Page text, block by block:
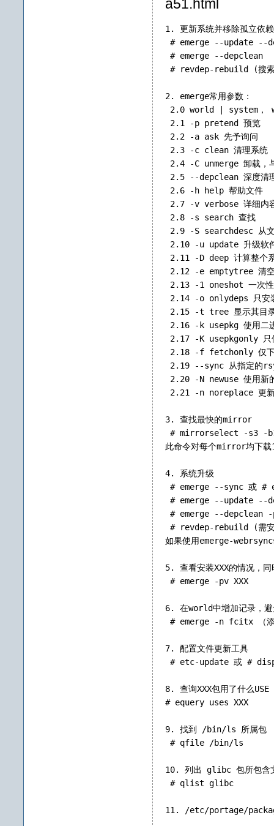
a51.html
1. 更新系统并移除孤立依
# emerge --update --
# emerge --depclean
# revdep-rebuild (搜
2. emerge常用参数：
2.0 world | system，
2.1 -p pretend 预览
2.2 -a ask 先予询问
2.3 -c clean 清理系统
2.4 -C unmerge 卸载，
2.5 --depclean 深度清理
2.6 -h help 帮助文件
2.7 -v verbose 详细内
2.8 -s search 查找
2.9 -S searchdesc 从文
2.10 -u update 升级软
2.11 -D deep 计算整个
2.12 -e emptytree 清空
2.13 -1 oneshot 一次性
2.14 -o onlydeps 只安装
2.15 -t tree 显示其目
2.16 -k usepkg 使用二
2.17 -K usepkgonly 只
2.18 -f fetchonly 仅下
2.19 --sync 从指定的
2.20 -N newuse 使用新的
2.21 -n noreplace 更新
3. 查找最快的mirror
# mirrorselect -s3 -
此命令对每个mirror均下
4. 系统升级
# emerge --sync 或 #
# emerge --update --
# emerge --depclean -
# revdep-rebuild (需
如果使用emerge-
5. 查看安装XXX的情况， 同
# emerge -pv XXX
6. 在world中增加记录，避
# emerge -n fcitx （
7. 配置文件更新工具
# etc-update 或 #
8. 查询XXX包用了什么
# equery uses XXX
9. 找到 /bin/ls 所属包
# qfile /bin/ls
10. 列出 glibc 包所包含
# qlist glibc
11. /etc/portage/